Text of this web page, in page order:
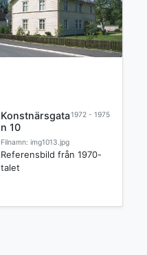
1972 - 1975
Konstnärsgata
n 10
Filnamn: img1013.jpg
Referensbild från 1970-
talet